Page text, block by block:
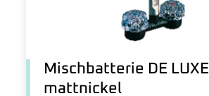
Mischbatterie DE LUXE
mattnickel